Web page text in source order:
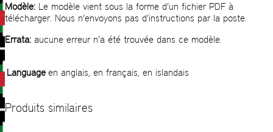
Modèle: Le modèle vient sous la forme d’un fichier PDF à
télécharger. Nous n’envoyons pas d’instructions par la poste.
Errata: aucune erreur n’a été trouvée dans ce modèle.
Language en anglais, en français, en islandais
Produits similaires